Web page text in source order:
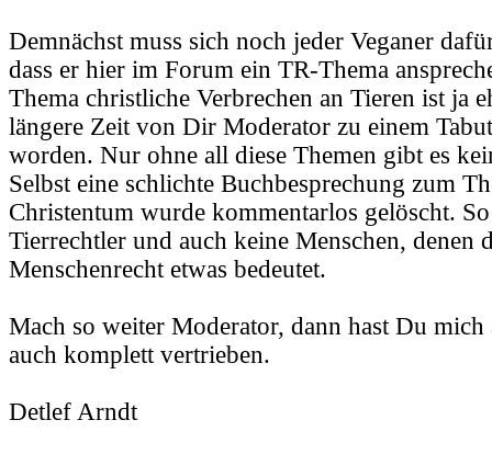
Demnächst muss sich noch jeder Veganer
dass er hier im Forum ein TR-Thema
Thema christliche Verbrechen an Tieren ist ja
längere Zeit von Dir Moderator zu einem
worden. Nur ohne all diese Themen gibt es
Selbst eine schlichte Buchbesprechung zum
Christentum wurde kommentarlos gelöscht.
Tierrechtler und auch keine Menschen, denen
Menschenrecht etwas bedeutet.
Mach so weiter Moderator, dann hast Du mich
auch komplett vertrieben.
Detlef Arndt